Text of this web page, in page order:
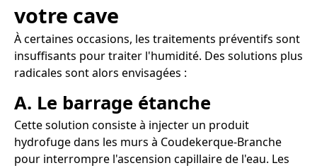
votre cave
À certaines occasions, les traitements préventifs sont
insuffisants pour traiter l'humidité. Des solutions plus
radicales sont alors envisagées :
A. Le barrage étanche
Cette solution consiste à injecter un produit
hydrofuge dans les murs à Coudekerque-Branche
pour interrompre l'ascension capillaire de l'eau. Les